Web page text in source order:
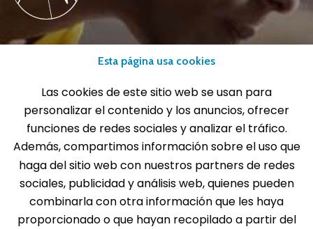
Whatsapp: 609 72 24 10
Fax: 916 537 814
SOLICITA INFORMACIÓN
MENÚ
Esta página usa cookies
Las cookies de este sitio web se usan para
personalizar el contenido y los anuncios, ofrecer
funciones de redes sociales y analizar el tráfico.
Además, compartimos información sobre el uso que
haga del sitio web con nuestros partners de redes
sociales, publicidad y análisis web, quienes pueden
combinarla con otra información que les haya
proporcionado o que hayan recopilado a partir del